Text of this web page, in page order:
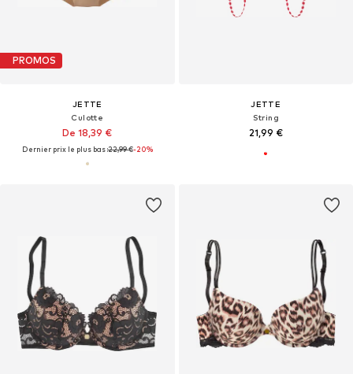
PROMOS
JETTE
Culotte
De 18,39 €
Dernier prix le plus bas :22,99 €-20%
JETTE
String
21,99 €